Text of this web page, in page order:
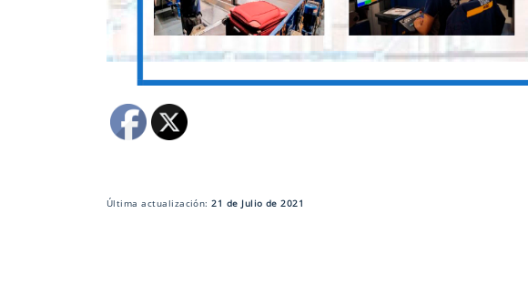
Última actualización:21 de Julio de 2021